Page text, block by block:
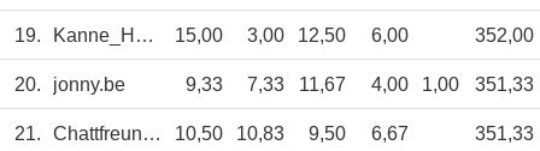
19. Kanne_Hamburg 15,00 3,00 12,50 6,00 352,00
20. jonny.be 9,33 7,33 11,67 4,00 1,00 351,33
21. Chattfreunde 10,50 10,83 9,50 6,67 351,33